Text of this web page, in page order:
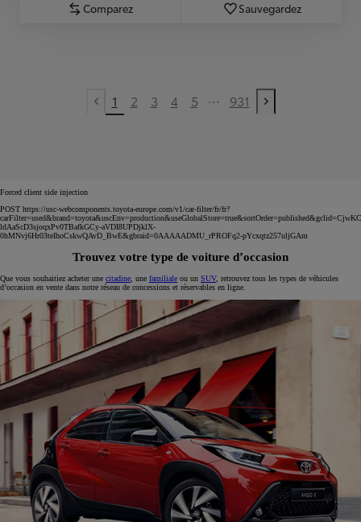
Comparez Sauvegardez
Previous page
1 2 3 4 5 ... 931
Next page
Forced client side injection
POST https://usc-webcomponents.toyota-europe.com/v1/car-filter/fr/fr?
ldAaScD3sjoqxPv0TBafkGCy-aVDI8UPDjklX-
0hMNvj6Hr03teIhoCskwQAvD_BwE&gbraid=0AAAAADMU_rPROFq2-pYcxqtz257uljGAm
Trouvez votre type de voiture d’occasion
Que vous souhaitiez acheter une citadine , une familiale ou un SUV, retrouvez tous les types de véhicules
d’occasion en vente dans notre réseau de concessions et réservables en ligne.